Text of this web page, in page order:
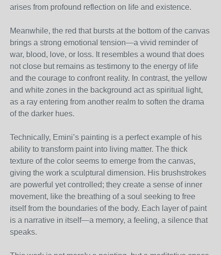
arises from profound reflection on life and existence.
Meanwhile, the red that bursts at the bottom of the canvas
brings a strong emotional tension—a vivid reminder of
war, blood, love, or loss. It resembles a wound that does
not close but remains as testimony to the energy of life
and the courage to confront reality. In contrast, the yellow
and white zones in the background act as spiritual light,
as a ray entering from another realm to soften the drama
of the darker hues.
Technically, Emini’s painting is a perfect example of his
ability to transform paint into living matter. The thick
texture of the color seems to emerge from the canvas,
giving the work a sculptural dimension. His brushstrokes
are powerful yet controlled; they create a sense of inner
movement, like the breathing of a soul seeking to free
itself from the boundaries of the body. Each layer of paint
is a narrative in itself—a memory, a feeling, a silence that
speaks.